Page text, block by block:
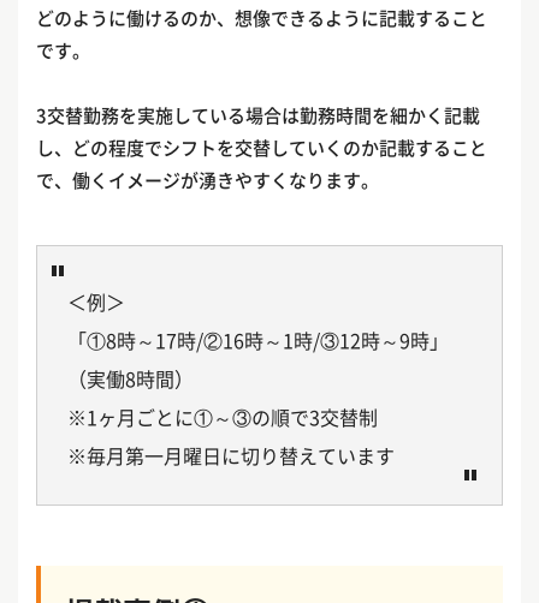
どのように働けるのか、想像できるように記載すること
です。
3交替勤務を実施している場合は勤務時間を細かく記載
し、どの程度でシフトを交替していくのか記載すること
で、働くイメージが湧きやすくなります。
＜例＞
「①8時～17時/②16時～1時/③12時～9時」
（実働8時間）
※1ヶ月ごとに①～③の順で3交替制
※毎月第一月曜日に切り替えています